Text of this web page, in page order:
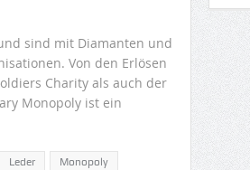
sind mit Diamanten und
Von den Erlösen
Charity als auch der
Monopoly ist ein
Leder Monopoly